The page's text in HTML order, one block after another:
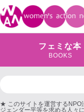
フェミな本
BOOKS
★ このサイトを運営するNPO
ジェンダー平等を求める人々